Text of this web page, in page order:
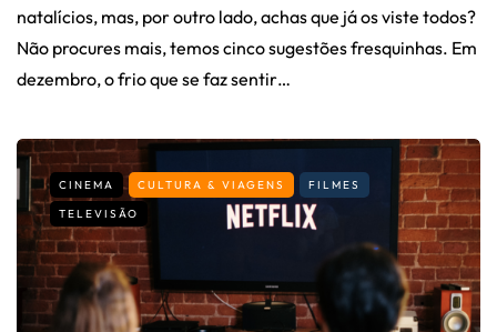
natalícios, mas, por outro lado, achas que já os viste todos?
Não procures mais, temos cinco sugestões fresquinhas. Em
dezembro, o frio que se faz sentir…
CINEMA CULTURA & VIAGENS
FILMES
TELEVISÃO